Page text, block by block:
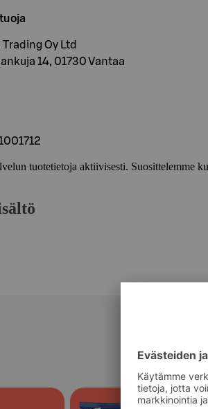
Trading Oy Ltd
14, 01730 Vantaa
tuotetietoja aktiivisesti. Suosittelemme